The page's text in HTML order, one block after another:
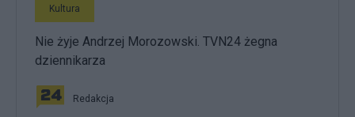
Kultura
Nie żyje Andrzej Morozowski. TVN24 żegna
dziennikarza
Redakcja